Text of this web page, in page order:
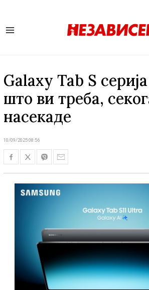
Galaxy Tab S
што ви треба,
насекаде
10/09/2025 08:56